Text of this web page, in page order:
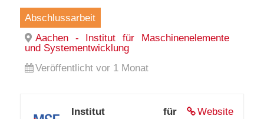
Abschlussarbeit
Aachen - Institut für Maschinenelemente
und Systementwicklung
Veröffentlicht vor 1 Monat
Website
Institut für